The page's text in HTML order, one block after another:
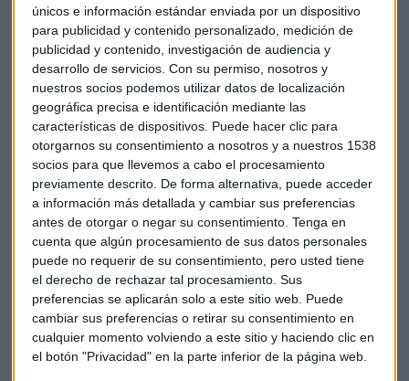
únicos e información estándar enviada por un dispositivo
para publicidad y contenido personalizado, medición de
publicidad y contenido, investigación de audiencia y
desarrollo de servicios. Con su permiso, nosotros y
nuestros socios podemos utilizar datos de localización
geográfica precisa e identificación mediante las
características de dispositivos. Puede hacer clic para
otorgarnos su consentimiento a nosotros y a nuestros 1538
socios para que llevemos a cabo el procesamiento
previamente descrito. De forma alternativa, puede acceder
a información más detallada y cambiar sus preferencias
antes de otorgar o negar su consentimiento. Tenga en
cuenta que algún procesamiento de sus datos personales
puede no requerir de su consentimiento, pero usted tiene
el derecho de rechazar tal procesamiento. Sus
preferencias se aplicarán solo a este sitio web. Puede
cambiar sus preferencias o retirar su consentimiento en
cualquier momento volviendo a este sitio y haciendo clic en
el botón "Privacidad" en la parte inferior de la página web.
personal afectaría a un límite de unos 1.000
empleados . Frente al posible Expediente de Regulación de
Empleo inicial, el sindicato defiende "fórmulas alternativas
como las prejubilaciones o bajas incentivadas voluntarias".
El objetivo es que no haya ningún despido y pone de ejemplo
el ERE realizado por Santander en 2016. En su opinión fue
"bueno y aceptable porque prácticamente no hubo ningún
despido". Considera que en caso de que la entidad de Ana
Botín acepte su propuesta habrá empleados suficientes
interesados en el proceso.
Banco Santander propone partir de los 58 años en este
proceso de reestructuración, tres años más que en el ERE
anterior. UGT defiende que partir de los 55 facilitaría que
más empleados se adhieran al plan, y daría"un margen
mucho más amplio para evitar los despidos"